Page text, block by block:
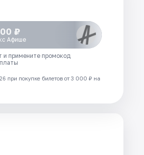
₽
Афише
и примените промокод
при покупке билетов от 3 000 ₽ на